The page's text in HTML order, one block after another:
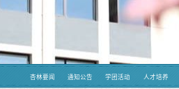
杏林要闻 通知公告 学团活动 人才培养